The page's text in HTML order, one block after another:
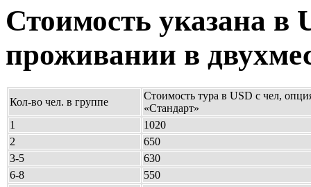
Стоимость указана в
проживании в
Кол-во чел. в группе
Стоимость тура в USD с чел,
«Стандарт»
1
1020
2
650
3-5
630
6-8
550